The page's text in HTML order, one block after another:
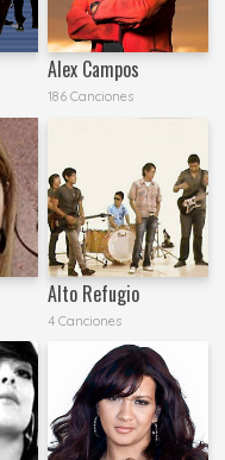
Alex Campos
186 Canciones
Alto Refugio
4 Canciones